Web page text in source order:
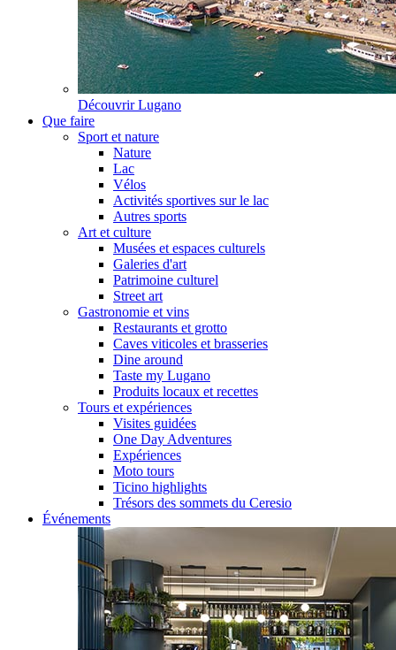
Découvrir Lugano
Que faire
Sport et nature
Nature
Lac
Vélos
Activités sportives sur le lac
Autres sports
Art et culture
Musées et espaces culturels
Galeries d'art
Patrimoine culturel
Street art
Gastronomie et vins
Restaurants et grotto
Caves viticoles et brasseries
Dine around
Taste my Lugano
Produits locaux et recettes
Tours et expériences
Visites guidées
One Day Adventures
Expériences
Moto tours
Ticino highlights
Trésors des sommets du Ceresio
Événements